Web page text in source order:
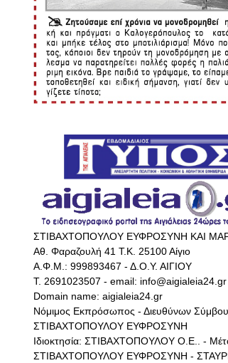
ΣΤΙΒΑΧΤΟΠΟΥΛΟΥ ΕΥΦΡΟΣΥΝΗ ΚΑΙ
Αθ. Φαραζουλή 41 Τ.Κ. 25100 Αίγιο
Α.Φ.Μ.: 999893467 - Δ.Ο.Υ. ΑΙΓΙΟΥ
Τ. 2691023507 - email: info@aigialeia24.gr
Domain name: aigialeia24.gr
Νόμιμος Εκπρόσωπος - Διευθύνων
ΣΤΙΒΑΧΤΟΠΟΥΛΟΥ ΕΥΦΡΟΣΥΝΗ
Ιδιοκτησία: ΣΤΙΒΑΧΤΟΠΟΥΛΟΥ Ο.Ε.. -
ΣΤΙΒΑΧΤΟΠΟΥΛΟΥ ΕΥΦΡΟΣΥΝΗ -